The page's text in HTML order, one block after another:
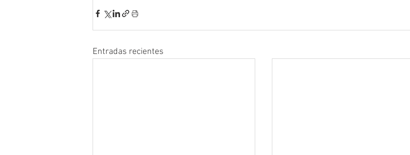
Entradas recientes